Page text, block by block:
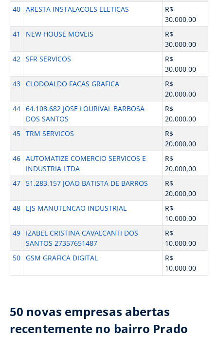
40 ARESTA INSTALACOES ELETICAS
R$
30.000,00
41
NEW HOUSE MOVEIS
R$
30.000,00
42 SFR SERVICOS
R$
30.000,00
43 CLODOALDO FACAS GRAFICA
R$
20.000,00
44 64.108.682 JOSE LOURIVAL BARBOSA
DOS SANTOS
R$
20.000,00
45 TRM SERVICOS
R$
20.000,00
46 AUTOMATIZE COMERCIO SERVICOS E
INDUSTRIA LTDA
R$
20.000,00
47
51.283.157 JOAO BATISTA DE BARROS
R$
20.000,00
48
EJS MANUTENCAO INDUSTRIAL
R$
10.000,00
49
IZABEL CRISTINA CAVALCANTI DOS
SANTOS 27357651487
R$
10.000,00
50 GSM GRAFICA DIGITAL
R$
10.000,00
50 novas empresas abertas
recentemente no bairro Prado